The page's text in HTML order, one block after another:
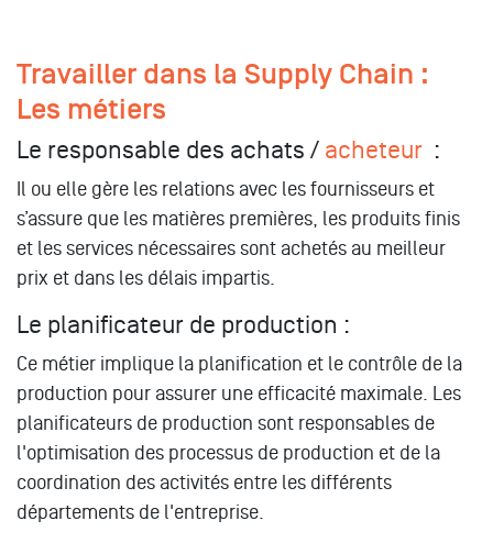
Travailler dans la Supply Chain :
Les métiers
Le responsable des achats / acheteur :
Il ou elle gère les relations avec les fournisseurs et
s’assure que les matières premières, les produits finis
et les services nécessaires sont achetés au meilleur
prix et dans les délais impartis.
Le planificateur de production :
Ce métier implique la planification et le contrôle de la
production pour assurer une efficacité maximale. Les
planificateurs de production sont responsables de
l'optimisation des processus de production et de la
coordination des activités entre les différents
départements de l'entreprise.